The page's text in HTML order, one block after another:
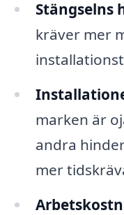
Stängselns
kräver mer
marken är
andra
mer